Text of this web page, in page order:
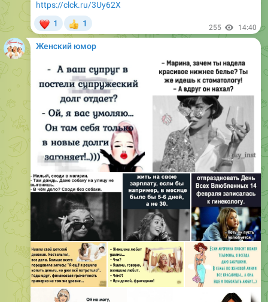
Женский юмор